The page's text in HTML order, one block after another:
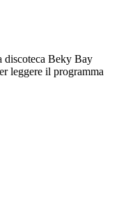
discoteca Beky Bay
leggere il programma